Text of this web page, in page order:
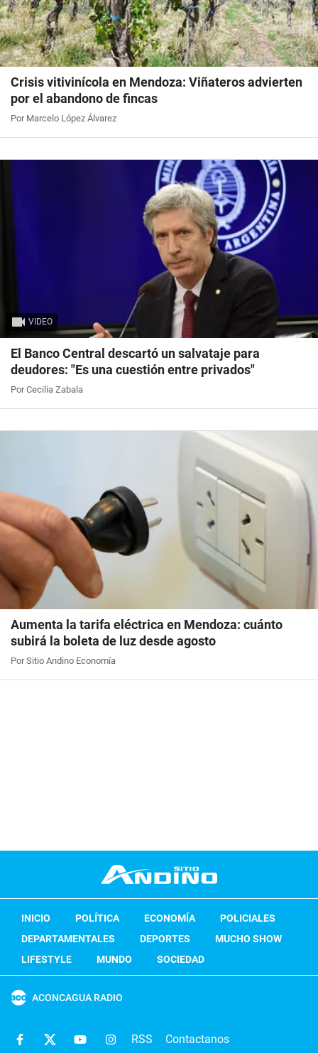
Crisis vitivinícola en Mendoza: Viñateros advierten
por el abandono de fincas
Por Marcelo López Álvarez
VIDEO
El Banco Central descartó un salvataje para
deudores: "Es una cuestión entre privados"
Por Cecilia Zabala
Aumenta la tarifa eléctrica en Mendoza: cuánto
subirá la boleta de luz desde agosto
Por Sitio Andino Economía
INICIO POLÍTICA ECONOMÍA
POLICIALES
DEPARTAMENTALES
DEPORTES
MUCHO SHOW
LIFESTYLE
MUNDO SOCIEDAD
ACONCAGUA RADIO
RSS Contactanos